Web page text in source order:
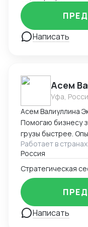
Написать
Асем
Уфа,
Асем Валиуллина
Помогаю бизнесу
грузы быстрее. Опыт 18+ лет. Практик с полным
пониманием
➜ склад ➜ прибыль. Моя экспертиза: ✅ Импорт
ключ: Китай,
контракты,
СТ-1, таможенную
менеджмент: Умею
увеличивать
Работает в странах
Россия
Написать